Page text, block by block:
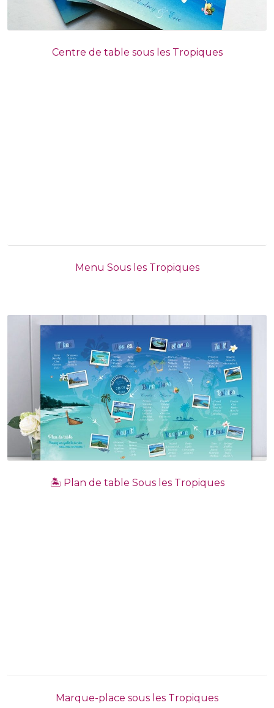
Centre de table sous les Tropiques
Menu Sous les Tropiques
🏝️ Plan de table Sous les Tropiques
Marque-place sous les Tropiques